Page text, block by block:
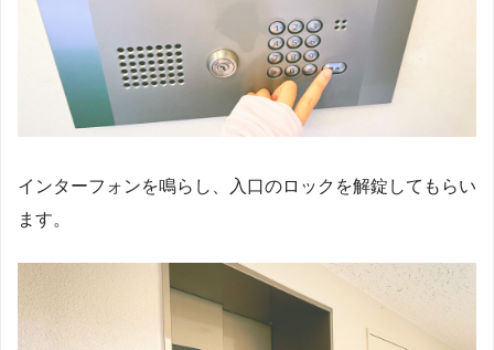
インターフォンを鳴らし、入口のロックを解錠してもらい
ます。